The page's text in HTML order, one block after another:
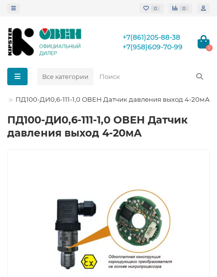
0 0
+7(861)205-88-38
+7(958)609-70-99
0
Все категории
ПД100-ДИ0,6-111-1,0 ОВЕН Датчик давления выход 4-20мА
ПД100-ДИ0,6-111-1,0 ОВЕН Датчик
давления выход 4-20мА